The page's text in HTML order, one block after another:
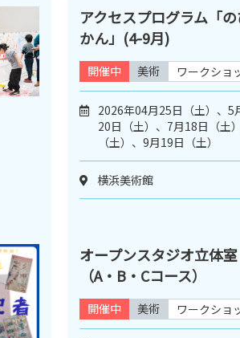
アクセスプログラム「
かん」(4-9月)
開催中 美術 ワークショ
2026年04月25日（土）、5
20日（土）、7月18日（土
（土）、9月19日（土）
横浜美術館
オープンスタジオ立体
（A・B・Cコース）
開催中 美術 ワークショ